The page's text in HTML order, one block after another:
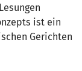
ist ein
Gerichten